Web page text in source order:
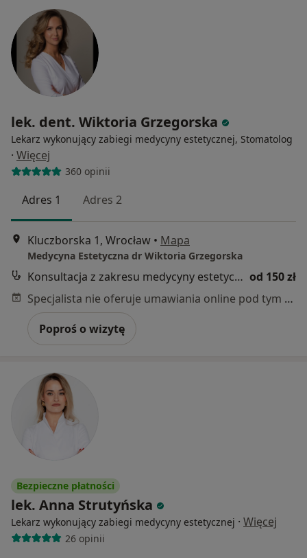
lek. dent. Wiktoria Grzegorska
Lekarz wykonujący zabiegi medycyny estetycznej, Stomatolog
· Więcej
360 opinii
Adres 1 Adres 2
Kluczborska 1, Wrocław • Mapa
Medycyna Estetyczna dr Wiktoria Grzegorska
Konsultacja z zakresu medycyny estetycznej od 150 zł
Specjalista nie oferuje umawiania online pod tym adresem.
Poproś o wizytę
Bezpieczne płatności
lek. Anna Strutyńska
Lekarz wykonujący zabiegi medycyny estetycznej · Więcej
26 opinii